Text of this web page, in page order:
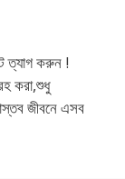
ত্যাগ করুন !
করা,শুধু
জীবনে এসব